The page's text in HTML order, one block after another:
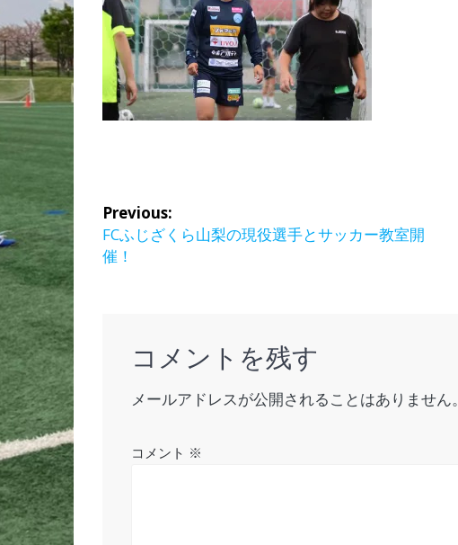
投
稿
ナ
ビ
ゲ
ー
シ
ョ
ン
Previous:
Previous
post:
FCふじざくら山梨の現役選手とサッカー教室開
催！
コメントを残す
メールアドレスが公開されることはありません。
コメント ※